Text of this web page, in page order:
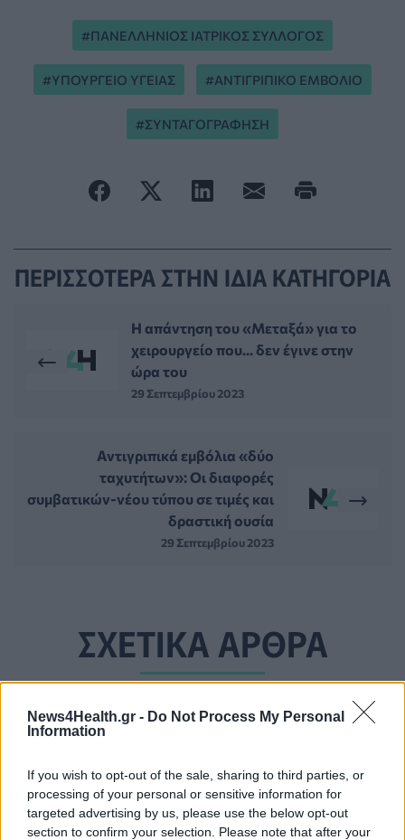
News4Health.gr - Do Not Process My Personal
Information
If you wish to opt-out of the sale, sharing to third parties, or
processing of your personal or sensitive information for
targeted advertising by us, please use the below opt-out
section to confirm your selection. Please note that after your
ΠΑΝΕΛΛΗΝΙΟΣ ΙΑΤΡΙΚΟΣ ΣΥΛΛΟΓΟΣ
ΥΠΟΥΡΓΕΙΟ ΥΓΕΙΑΣ ΑΝΤΙΓΡΙΠΙΚΟ ΕΜΒΟΛΙΟ
ΣΥΝΤΑΓΟΓΡΑΦΗΣΗ
ΠΕΡΙΣΣΟΤΕΡΑ ΣΤΗΝ ΙΔΙΑ ΚΑΤΗΓΟΡΙΑ
Η απάντηση του «Μεταξά» για το
χειρουργείο που... δεν έγινε στην
ώρα του
29 Σεπτεμβρίου 2023
Αντιγριπικά εμβόλια «δύο
ταχυτήτων»: Οι διαφορές
συμβατικών-νέου τύπου σε τιμές και
δραστική ουσία
29 Σεπτεμβρίου 2023
ΣΧΕΤΙΚΑ ΑΡΘΡΑ